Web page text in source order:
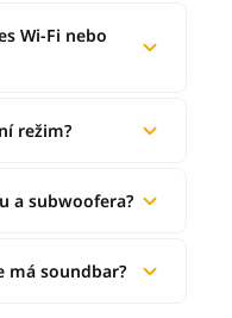
Wi-Fi nebo
režim?
a subwoofera?
má soundbar?